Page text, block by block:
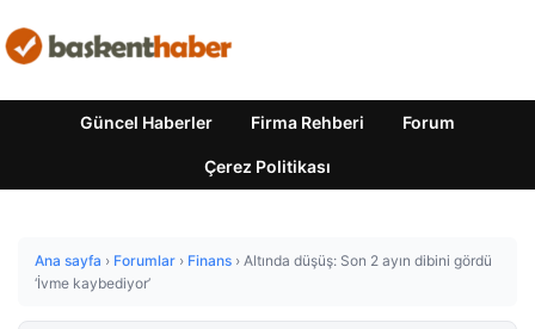
Güncel Haberler Firma Rehberi Forum
Çerez Politikası
Ana sayfa › Forumlar › Finans › Altında düşüş: Son 2 ayın dibini gördü
‘İvme kaybediyor’